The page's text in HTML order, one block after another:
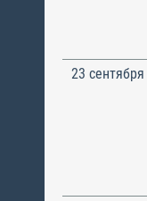
23 сентября